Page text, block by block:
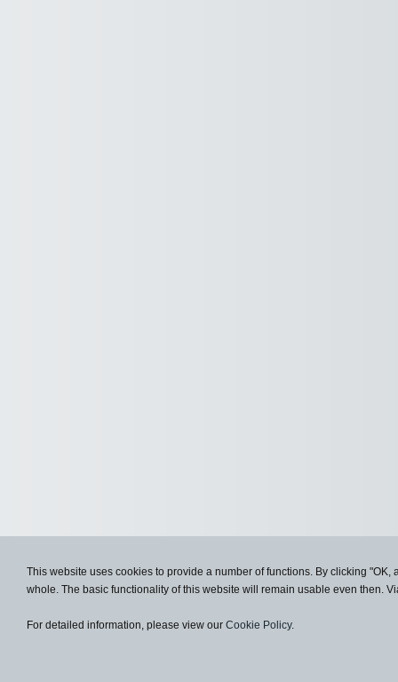
This website uses cookies to provide a number of functions. By clicking
whole. The basic functionality of this website will remain usable even then.
For detailed information, please view our Cookie Policy.